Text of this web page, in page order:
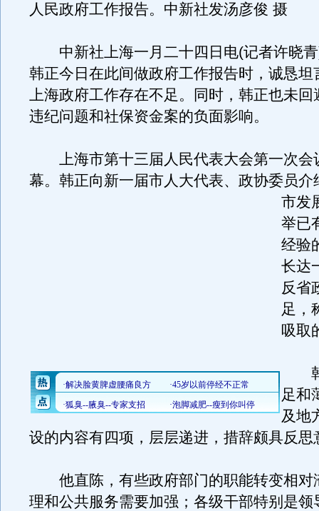
人民政府工作报告。中新社发汤彦俊 摄
中新社上海一月二十四日电(记者许晓青
韩正今日在此间做政府工作报告时，诚恳坦
上海政府工作存在不足。同时，韩正也未回
违纪问题和社保资金案的负面影响。
上海市第十三届人民代表大会第一次会
幕。韩正向新一届市人大代表、政协委员介
市发
举已
经验
长达
反省
足，
吸取
韩
足和
及地
设的内容有四项，层层递进，措辞颇具反思
他直陈，有些政府部门的职能转变相对
理和公共服务需要加强；各级干部特别是领